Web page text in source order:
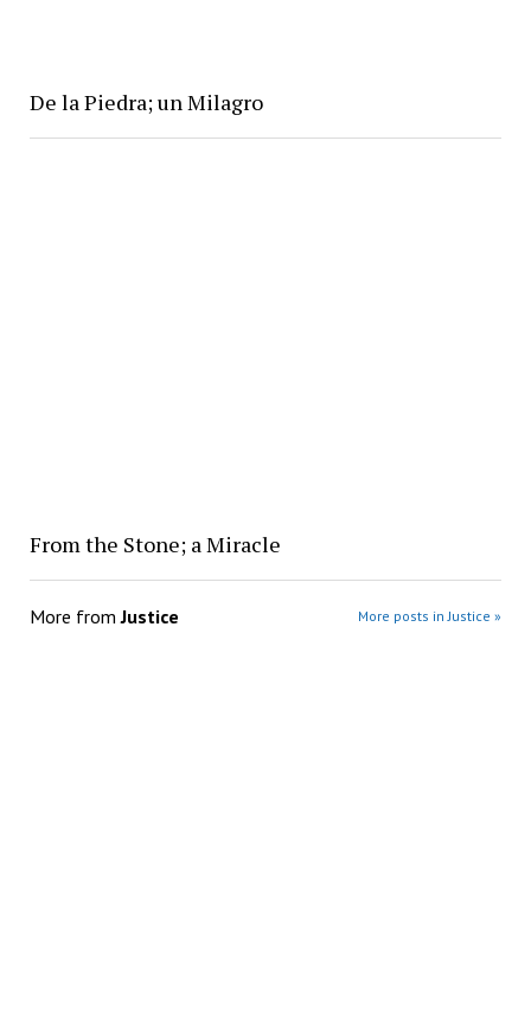
De la Piedra; un Milagro
From the Stone; a Miracle
More fromJustice More posts in Justice »